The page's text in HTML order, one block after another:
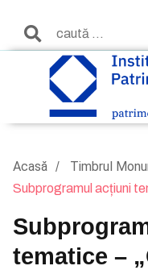
Acasă Timbrul
Subprogramul acțiuni
tematice –